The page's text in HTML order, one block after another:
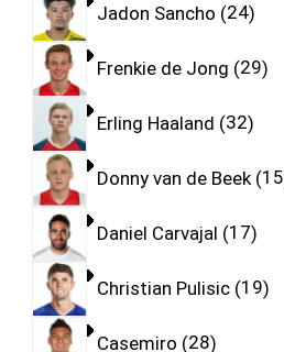
Jadon Sancho 24
Frenkie de Jong 29
Erling Haaland 32
Donny van de Beek 15
Daniel Carvajal 17
Christian Pulisic 19
Casemiro 28